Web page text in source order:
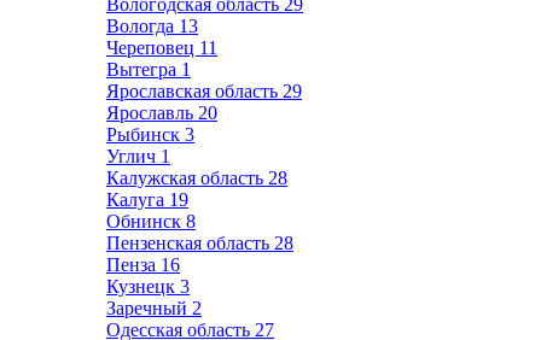
Вологодская область 29
Вологда 13
Череповец 11
Вытегра 1
Ярославская область 29
Ярославль 20
Рыбинск 3
Углич 1
Калужская область 28
Калуга 19
Обнинск 8
Пензенская область 28
Пенза 16
Кузнецк 3
Заречный 2
Одесская область 27